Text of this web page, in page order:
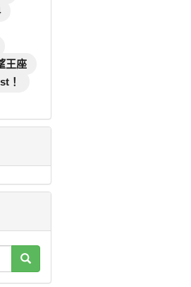
王座
！